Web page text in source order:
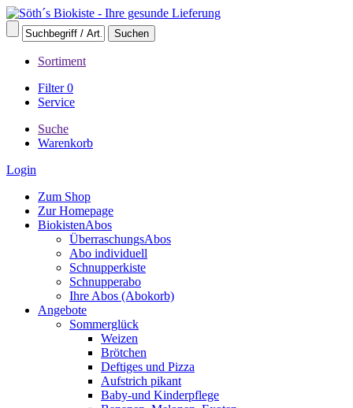
Sortiment
Filter0
Service
Suche
Warenkorb
Login
Zum Shop
Zur Homepage
BiokistenAbos
ÜberraschungsAbos
Abo individuell
Schnupperkiste
Schnupperabo
Ihre Abos (Abokorb)
Angebote
Sommerglück
Weizen
Brötchen
Deftiges und Pizza
Aufstrich pikant
Baby-und Kinderpflege